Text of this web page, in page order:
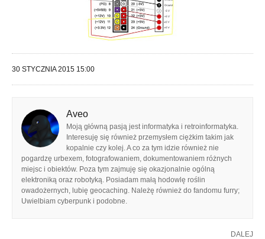
30 STYCZNIA 2015 15:00
Aveo
Moją główną pasją jest informatyka i retroinformatyka.
Interesuję się również przemysłem ciężkim takim jak
kopalnie czy kolej. A co za tym idzie również nie
pogardzę urbexem, fotografowaniem, dokumentowaniem różnych
miejsc i obiektów. Poza tym zajmuję się okazjonalnie ogólną
elektroniką oraz robotyką. Posiadam małą hodowlę roślin
owadożernych, lubię geocaching. Należę również do fandomu furry;
Uwielbiam cyberpunk i podobne.
DALEJ